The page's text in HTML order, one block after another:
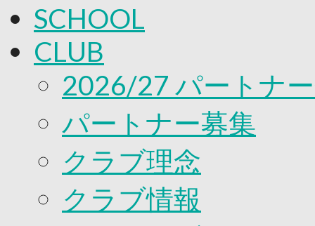
SCHOOL
CLUB
2026/27 パートナ
パートナー募集
クラブ理念
クラブ情報